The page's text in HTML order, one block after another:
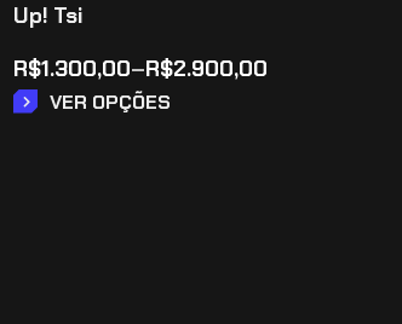
Up! Tsi
R$1.300,00–R$2.900,00
VER OPÇÕES